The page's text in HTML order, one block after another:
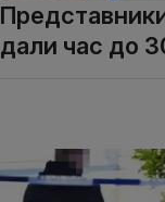
дали час до